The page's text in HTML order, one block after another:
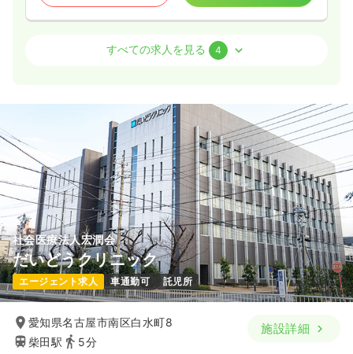
賞与2回
※経験3年の例
8:30～17:15
年間休日128日
ブランク可 月給32万円以上可
気になる 詳細を見る
オペ室(手術室)正看護師 一般病院
2交代（常勤） 一時募集休止
給与 32.4万円〜/月 賞与3.5ヶ月
※経験4年の例
時間 8:30～17:15
すべての求人を見る 4
社会医療法人宏潤会
だいどうクリニック
エージェント求人 車通勤可 託児所
愛知県名古屋市南区白水町8
柴田駅
5分
施設詳細